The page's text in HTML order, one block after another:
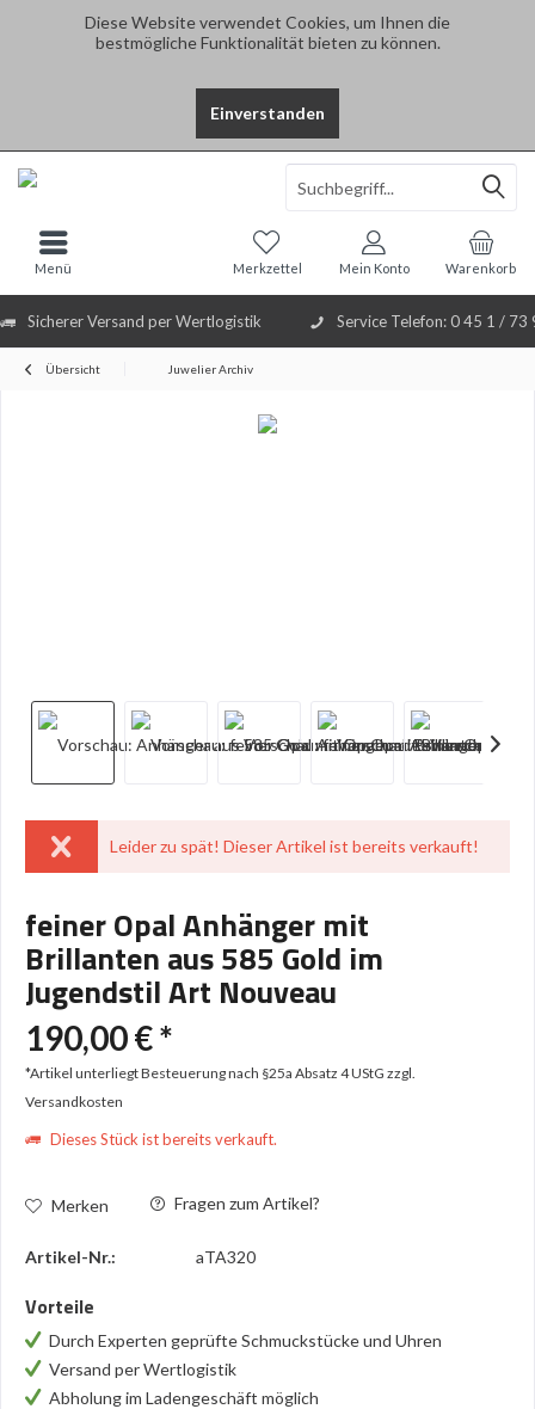
Diese Website verwendet Cookies, um Ihnen die
bestmögliche Funktionalität bieten zu können.
Einverstanden
Sicherer Versand per Wertlogistik Service Telefon: 0 45 1 / 73
Warenkorb
Merkzettel Mein Konto
Menü
Übersicht Juwelier Archiv
Leider zu spät! Dieser Artikel ist bereits verkauft!
feiner Opal Anhänger mit
Brillanten aus 585 Gold im
Jugendstil Art Nouveau
190,00 € *
*Artikel unterliegt Besteuerung nach §25a Absatz 4 UStG zzgl.
Versandkosten
Dieses Stück ist bereits verkauft.
Merken Fragen zum Artikel?
Artikel-Nr.: aTA320
Vorteile
Durch Experten geprüfte Schmuckstücke und Uhren
Versand per Wertlogistik
Abholung im Ladengeschäft möglich